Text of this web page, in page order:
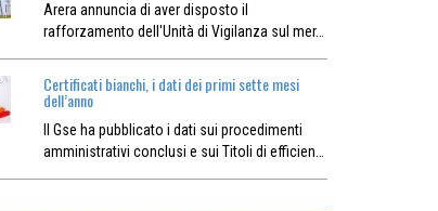
Arera annuncia di aver disposto il
rafforzamento dell'Unità di Vigilanza sul mer…
Certificati bianchi, i dati dei primi sette mesi
dell’anno
Il Gse ha pubblicato i dati sui procedimenti
amministrativi conclusi e sui Titoli di efficien…